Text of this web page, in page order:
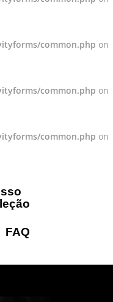
common.php on
common.php on
common.php on
FAQ